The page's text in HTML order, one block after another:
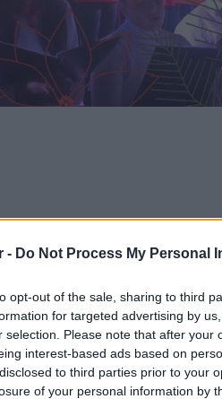
- Do Not Process My Personal
opt-out of the sale, sharing to third
for targeted advertising by
selection. Please note that after your
interest-based ads based on
to third parties prior to your
of your personal information by